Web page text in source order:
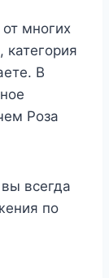
многих
категория
В
Роза
вы всегда
по